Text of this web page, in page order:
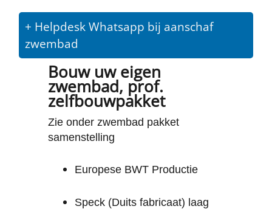
+ Helpdesk Whatsapp bij aanschaf
zwembad
Bouw uw eigen
zwembad, prof.
zelfbouwpakket
Zie onder zwembad pakket
samenstelling
Europese BWT Productie
Speck (Duits fabricaat) laag